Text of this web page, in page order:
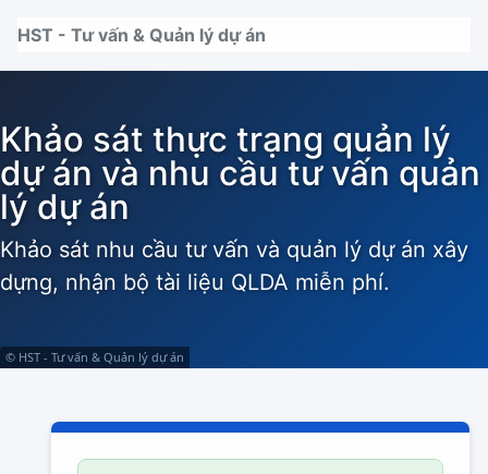
HST - Tư vấn & Quản lý dự án
Khảo sát thực trạng quản lý
dự án và nhu cầu tư vấn quản
lý dự án
Khảo sát nhu cầu tư vấn và quản lý dự án xây
dựng, nhận bộ tài liệu QLDA miễn phí.
© HST - Tư vấn & Quản lý dự án